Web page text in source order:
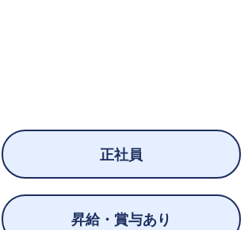
正社員
昇給・賞与あり